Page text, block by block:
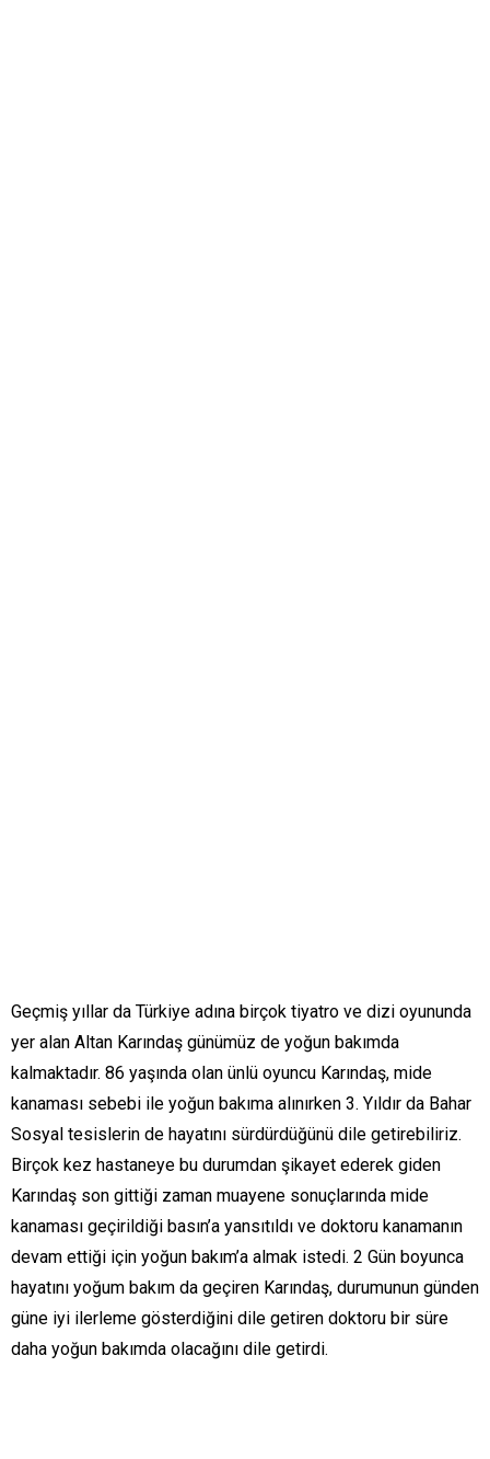
Geçmiş yıllar da Türkiye adına birçok tiyatro ve dizi oyununda
yer alan Altan Karındaş günümüz de yoğun bakımda
kalmaktadır. 86 yaşında olan ünlü oyuncu Karındaş, mide
kanaması sebebi ile yoğun bakıma alınırken 3. Yıldır da Bahar
Sosyal tesislerin de hayatını sürdürdüğünü dile getirebiliriz.
Birçok kez hastaneye bu durumdan şikayet ederek giden
Karındaş son gittiği zaman muayene sonuçlarında mide
kanaması geçirildiği basın’a yansıtıldı ve doktoru kanamanın
devam ettiği için yoğun bakım’a almak istedi. 2 Gün boyunca
hayatını yoğum bakım da geçiren Karındaş, durumunun günden
güne iyi ilerleme gösterdiğini dile getiren doktoru bir süre
daha yoğun bakımda olacağını dile getirdi.